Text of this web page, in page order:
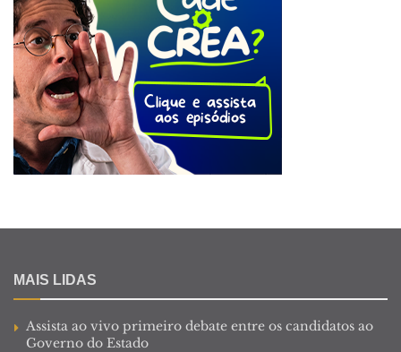
MAIS LIDAS
Assista ao vivo primeiro debate entre os candidatos ao
Governo do Estado